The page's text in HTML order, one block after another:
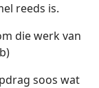
reeds is.
die werk van
soos wat